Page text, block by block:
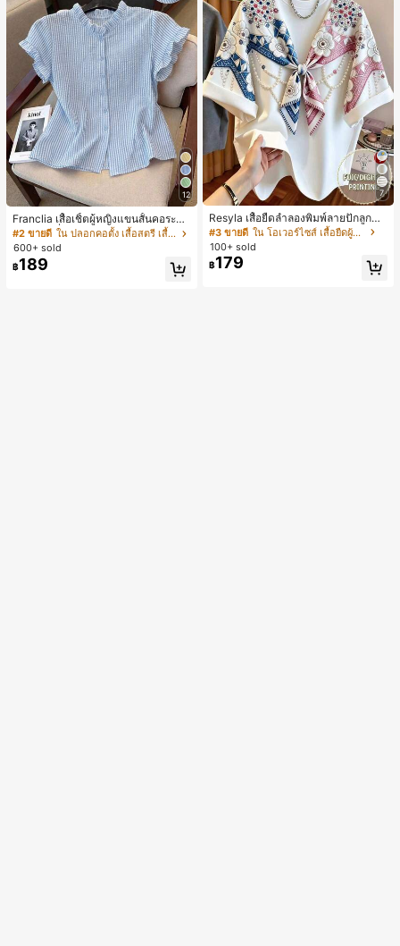
12
Franclia เสื้อเชิ้ตผู้หญิงแขนสั้นคอระบา
ยกระดุมเดี่ยวลายทาง
#2 ขายดี
ใน ปลอกคอตั้ง เสื้อสตรี เสื้อเบลาส์ & Tee
600+ sold
฿189
7
Resyla เสื้อยืดลำลองพิมพ์ลายปักลูกปัด
รูปโบว์ขนาดใหญ่สำหรับผู้หญิง
#3 ขายดี
ใน โอเวอร์ไซส์ เสื้อยืดผู้หญิง
100+ sold
฿179